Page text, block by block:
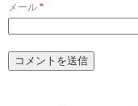
メール *